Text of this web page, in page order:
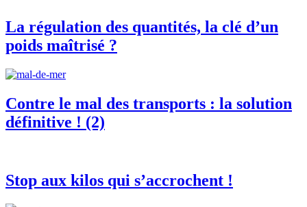
La régulation des quantités, la clé d’un
poids maîtrisé ?
Contre le mal des transports : la solution
définitive ! (2)
Stop aux kilos qui s’accrochent !